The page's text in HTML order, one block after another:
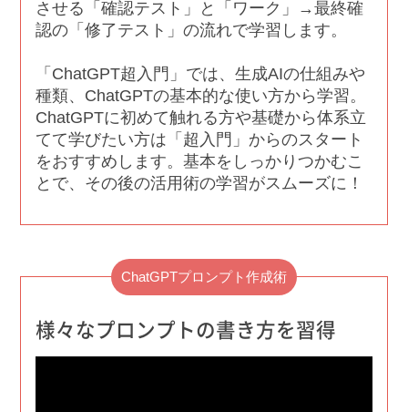
させる「確認テスト」と「ワーク」→最終確
認の「修了テスト」の流れで学習します。
「ChatGPT超入門」では、生成AIの仕組みや
種類、ChatGPTの基本的な使い方から学習。
ChatGPTに初めて触れる方や基礎から体系立
てて学びたい方は「超入門」からのスタート
をおすすめします。基本をしっかりつかむこ
とで、その後の活用術の学習がスムーズに！
ChatGPTプロンプト作成術
様々なプロンプトの書き方を習得